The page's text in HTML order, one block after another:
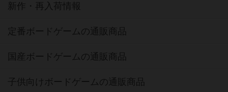
新作・再入荷情報
定番ボードゲームの通販商品
国産ボードゲームの通販商品
子供向けボードゲームの通販商品